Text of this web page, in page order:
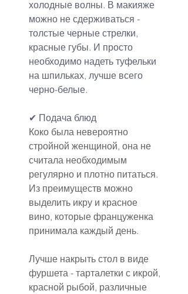
холодные волны. В макияже
можно не сдерживаться -
толстые черные стрелки,
красные губы. И просто
необходимо надеть туфельки
на шпильках, лучше всего
черно-белые.
✔ Подача блюд
Коко была невероятно
стройной женщиной, она не
считала необходимым
регулярно и плотно питаться.
Из преимуществ можно
выделить икру и красное
вино, которые француженка
принимала каждый день.
Лучше накрыть стол в виде
фуршета - тарталетки с икрой,
красной рыбой, различные